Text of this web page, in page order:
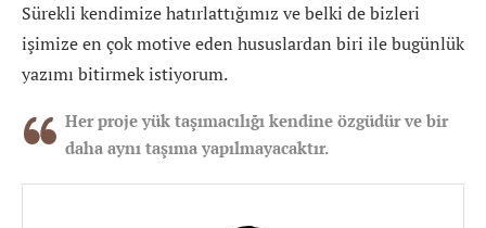
Sürekli kendimize hatırlattığımız ve belki de bizleri
işimize en çok motive eden hususlardan biri ile bugünlük
yazımı bitirmek istiyorum.
Her proje yük taşımacılığı kendine özgüdür ve bir
daha aynı taşıma yapılmayacaktır.